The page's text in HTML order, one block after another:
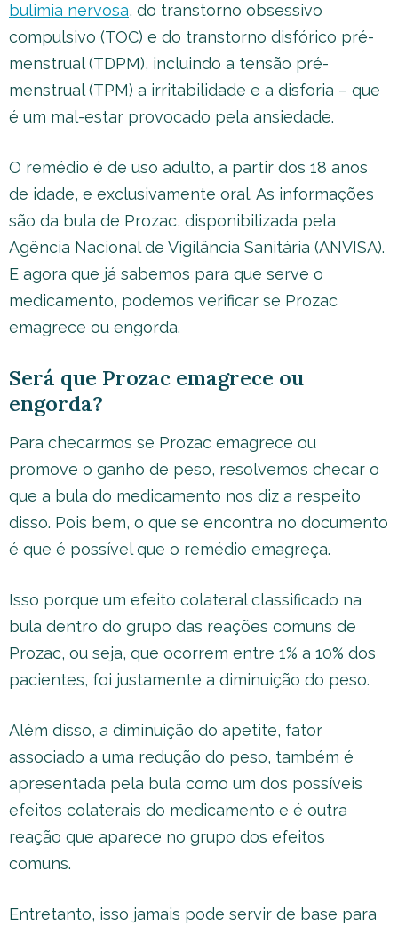
bulimia nervosa, do transtorno obsessivo
compulsivo (TOC) e do transtorno disfórico pré-
menstrual (TDPM), incluindo a tensão pré-
menstrual (TPM) a irritabilidade e a disforia – que
é um mal-estar provocado pela ansiedade.
O remédio é de uso adulto, a partir dos 18 anos
de idade, e exclusivamente oral. As informações
são da bula de Prozac, disponibilizada pela
Agência Nacional de Vigilância Sanitária (ANVISA).
E agora que já sabemos para que serve o
medicamento, podemos verificar se Prozac
emagrece ou engorda.
Será que Prozac emagrece ou
engorda?
Para checarmos se Prozac emagrece ou
promove o ganho de peso, resolvemos checar o
que a bula do medicamento nos diz a respeito
disso. Pois bem, o que se encontra no documento
é que é possível que o remédio emagreça.
Isso porque um efeito colateral classificado na
bula dentro do grupo das reações comuns de
Prozac, ou seja, que ocorrem entre 1% a 10% dos
pacientes, foi justamente a diminuição do peso.
Além disso, a diminuição do apetite, fator
associado a uma redução do peso, também é
apresentada pela bula como um dos possíveis
efeitos colaterais do medicamento e é outra
reação que aparece no grupo dos efeitos
comuns.
Entretanto, isso jamais pode servir de base para